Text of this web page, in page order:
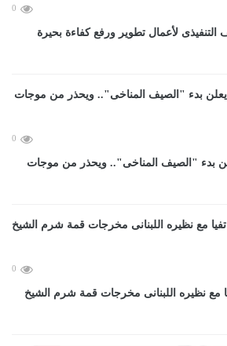
0
التنفيذى لأعمال تطوير ورفع كفاءة بحيرة
0
بدء "الصيف المناخى".. ويحذر من موجات
0
مع نظيره اللبنانى مخرجات قمة شرم الشيخ